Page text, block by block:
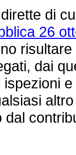
di
26
dai
dal